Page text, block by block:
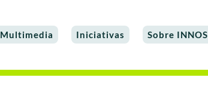
Multimedia Iniciativas Sobre INNOS